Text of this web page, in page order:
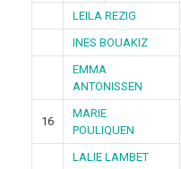
LEILA REZIG
INES BOUAKIZ
EMMA
ANTONISSEN
16
MARIE
POULIQUEN
LALIE LAMBET